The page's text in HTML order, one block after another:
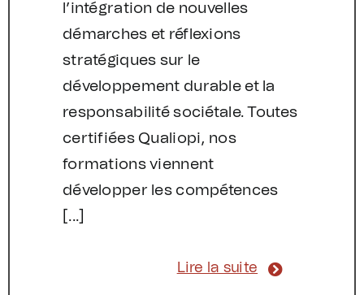
l’intégration de nouvelles
démarches et réflexions
stratégiques sur le
développement durable et la
responsabilité sociétale. Toutes
certifiées Qualiopi, nos
formations viennent
développer les compétences
[...]
Lire la suite